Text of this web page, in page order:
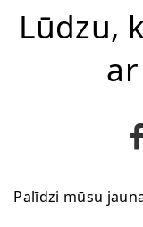
Lūdzu,
Palīdzi mūsu